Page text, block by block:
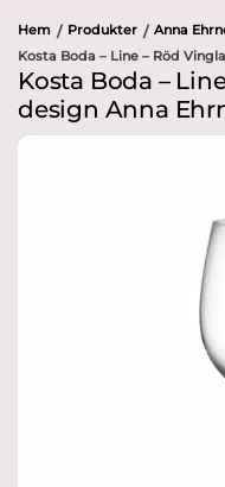
Interiör
Varumärken
Hem / Produkter / Anna
Kosta Boda – Line – Röd
Kosta Boda –
design Anna